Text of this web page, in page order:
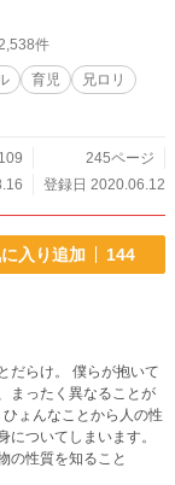
件
育児
兄ロリ
245ページ
登録日 2020.06.12
入り追加 144
だらけ。 僕らが抱いて
まったく異なることが
ょんなことから人の性
ついてしまいます。
の性質を知ること